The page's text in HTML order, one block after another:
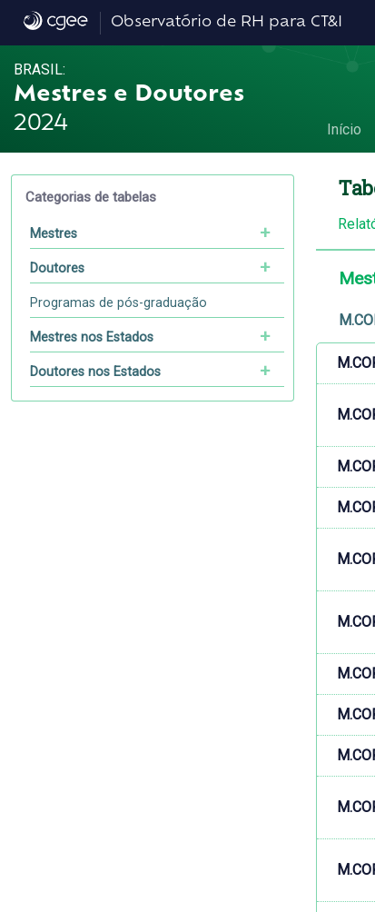
Dados Observatório de RH para CT&I
BRASIL:
Mestres e Doutores
2024
Início
Categorias de tabelas
Mestres
Doutores
Programas de pós-graduação
Mestres nos Estados
Doutores nos Estados